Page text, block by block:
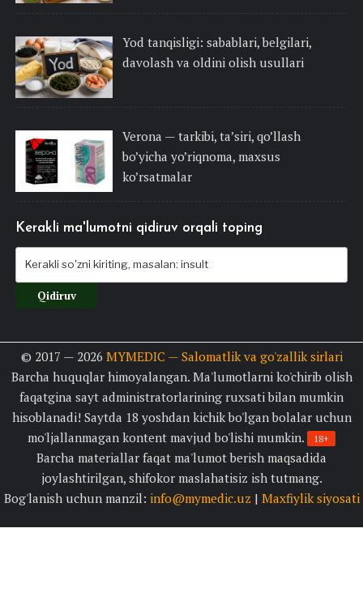
Yod tanqisligi: sabablari, belgilari,
davolash va oldini olish usullari
Verona — tarkibi, ta’siri, qo’llash
bo’yicha yo’riqnoma, maxsus
ko’rsatmalar
Kerakli ma'lumotni qidiruv orqali toping
© 2017 — 2026 MYMEDIC — Salomatlik va go'zallik sirlari
Barcha huquqlar himoyalangan. Ma'lumotlarni ko'chirib olish
faqatgina sayt administratorlarining ruxsati bilan mumkin
hisoblanadi! Saytda 18 yoshdan kichik bo'lgan bolalar uchun
mo'ljallanmagan kontent mavjud bo'lishi mumkin.
18+
Barcha materiallar faqat ma'lumot berish maqsadida
joylashtirilgan, shifokor maslahatisiz ish tutmang.
Bog'lanish uchun manzil: info@mymedic.uz | Maxfiylik siyosati